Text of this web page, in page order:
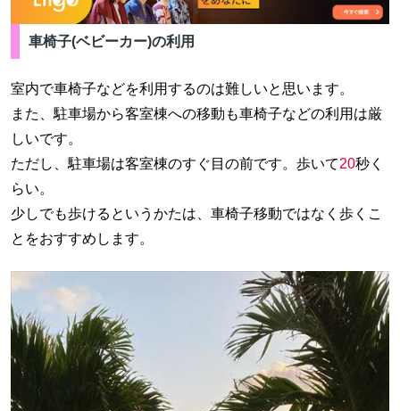
車椅子(ベビーカー)の利用
室内で車椅子などを利用するのは難しいと思います。
また、駐車場から客室棟への移動も車椅子などの利用は厳
しいです。
ただし、駐車場は客室棟のすぐ目の前です。歩いて20秒く
らい。
少しでも歩けるというかたは、車椅子移動ではなく歩くこ
とをおすすめします。